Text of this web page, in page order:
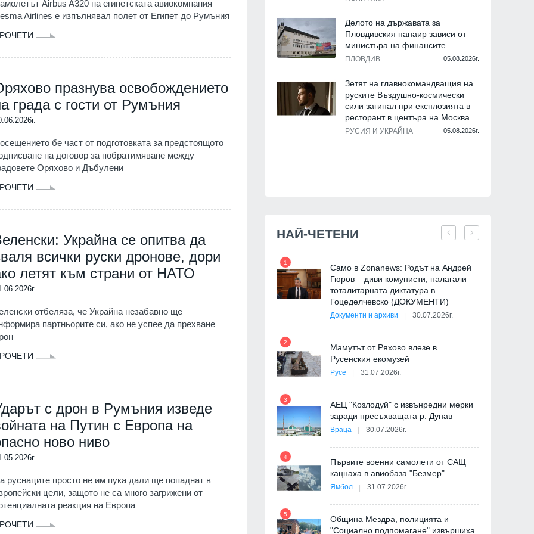
Airbus A320 на египетската авиокомпания
Airlines е изпълнявал полет от Египет до Румъния
празнува освобождението
града с гости от Румъния
бе част от подготовката за предстоящото
на договор за побратимяване между
Оряхово и Дъбулени
Украйна се опитва да
всички руски дронове, дори
летят към страни от НАТО
отбеляза, че Украйна незабавно ще
партньорите си, ако не успее да прехване
с дрон в Румъния изведе
на Путин с Европа на
ново ниво
руснаците просто не им пука дали ще попаднат в
цели, защото не са много загрижени от
реакция на Европа
сили
от
почти
04.08.2026г.
БИЗНЕС И ФИНАНСИ 04.08.2026г.
За първи път от 10 години насам
демократите се ползват с по-
СВЕТЪТ 04.08.2026г.
Делото на държавата за
Пловдивския панаир зависи от
министъра на финансите
ПЛОВДИВ 05.08.2026г.
Зетят на главнокомандващия на
руските Въздушно-космически
сили загинал при експлозията в
ресторант в центъра на Москва
РУСИЯ И УКРАЙНА 05.08.2026г.
НАЙ-ЧЕТЕНИ
Освободител"
събота и неделя
паднал от
"Зелени
днес в
подкрепи 200
от
с програма за
6 млн.
30.07.2026г.
13
Страхуват ги: НАП още не е
започнала данъчна ревизия на
София 02.08.2026г.
На 1 август започва Богородичният
пост, ето и кои са имениците днес
Образование и религия
внимателни при приемане на
атрактивни оферти
Русе
1
Само в Zonanews: Родът на Андрей
Гюров – диви комунисти, налагали
тоталитарната диктатура в
Гоцеделчевско (ДОКУМЕНТИ)
Документи и архиви 30.07.2026г.
2
Мамутът от Ряхово влезе в
Русенския екомузей
Русе 31.07.2026г.
3
АЕЦ "Козлодуй" с извънредни мерки
заради пресъхващата р. Дунав
Враца 30.07.2026г.
4
Първите военни самолети от САЩ
кацнаха в авиобаза "Безмер"
Ямбол 31.07.2026г.
5
Община Мездра, полицията и
"Социално подпомагане" извършиха